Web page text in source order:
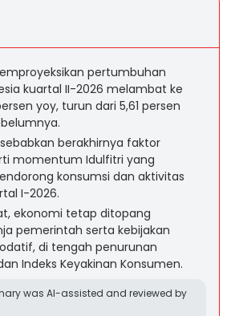
pertumbuhan
kuartal II-2026 melambat ke
yoy, turun dari 5,61 persen
berakhirnya faktor
momentum Idulfitri yang
konsumsi dan aktivitas
I-2026.
ekonomi tetap ditopang
pemerintah serta kebijakan
di tengah penurunan
Indeks Keyakinan Konsumen.
was AI-assisted and reviewed by